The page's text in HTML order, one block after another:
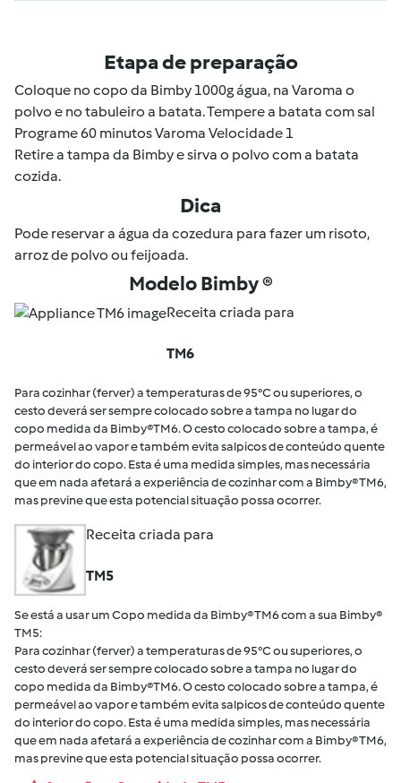
Etapa de preparação
Coloque no copo da Bimby 1000g água, na Varoma o
polvo e no tabuleiro a batata. Tempere a batata com sal
Programe 60 minutos Varoma Velocidade 1
Retire a tampa da Bimby e sirva o polvo com a batata
cozida.
Dica
Pode reservar a água da cozedura para fazer um risoto,
arroz de polvo ou feijoada.
Modelo Bimby ®
Receita criada para
TM6
Para cozinhar (ferver) a temperaturas de 95°C ou superiores, o
cesto deverá ser sempre colocado sobre a tampa no lugar do
copo medida da Bimby®TM6. O cesto colocado sobre a tampa, é
permeável ao vapor e também evita salpicos de conteúdo quente
do interior do copo. Esta é uma medida simples, mas necessária
que em nada afetará a experiência de cozinhar com a Bimby® TM6,
mas previne que esta potencial situação possa ocorrer.
Receita criada para
TM5
Se está a usar um Copo medida da Bimby® TM6 com a sua Bimby®
TM5:
Para cozinhar (ferver) a temperaturas de 95°C ou superiores, o
cesto deverá ser sempre colocado sobre a tampa no lugar do
copo medida da Bimby®TM6. O cesto colocado sobre a tampa, é
permeável ao vapor e também evita salpicos de conteúdo quente
do interior do copo. Esta é uma medida simples, mas necessária
que em nada afetará a experiência de cozinhar com a Bimby® TM6,
mas previne que esta potencial situação possa ocorrer.